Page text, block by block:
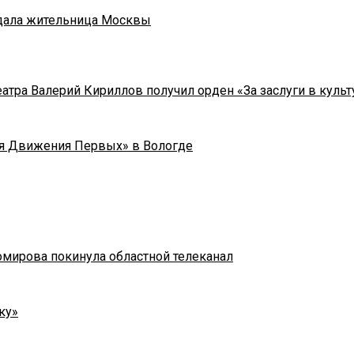
жительница Москвы
Валерий Кириллов получил орден «За заслуги в
Движения Первых» в Вологде
покинула областной телеканал